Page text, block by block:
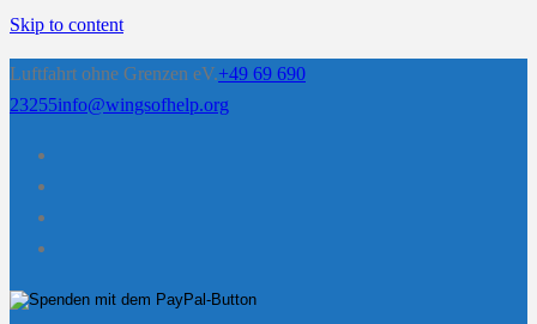
Skip to content
Luftfahrt ohne Grenzen eV.+49 69 690
23255info@wingsofhelp.org